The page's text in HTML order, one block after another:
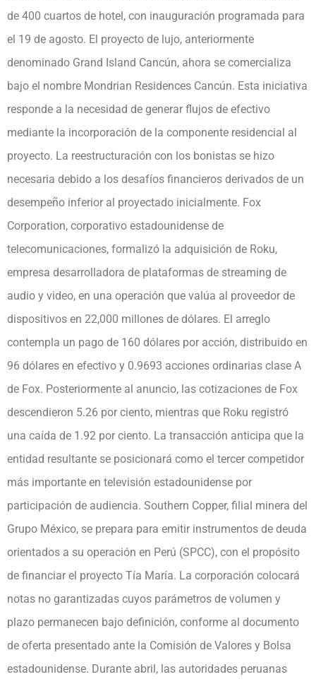
de 400 cuartos de hotel, con inauguración programada para
el 19 de agosto. El proyecto de lujo, anteriormente
denominado Grand Island Cancún, ahora se comercializa
bajo el nombre Mondrian Residences Cancún. Esta iniciativa
responde a la necesidad de generar flujos de efectivo
mediante la incorporación de la componente residencial al
proyecto. La reestructuración con los bonistas se hizo
necesaria debido a los desafíos financieros derivados de un
desempeño inferior al proyectado inicialmente. Fox
Corporation, corporativo estadounidense de
telecomunicaciones, formalizó la adquisición de Roku,
empresa desarrolladora de plataformas de streaming de
audio y video, en una operación que valúa al proveedor de
dispositivos en 22,000 millones de dólares. El arreglo
contempla un pago de 160 dólares por acción, distribuido en
96 dólares en efectivo y 0.9693 acciones ordinarias clase A
de Fox. Posteriormente al anuncio, las cotizaciones de Fox
descendieron 5.26 por ciento, mientras que Roku registró
una caída de 1.92 por ciento. La transacción anticipa que la
entidad resultante se posicionará como el tercer competidor
más importante en televisión estadounidense por
participación de audiencia. Southern Copper, filial minera del
Grupo México, se prepara para emitir instrumentos de deuda
orientados a su operación en Perú (SPCC), con el propósito
de financiar el proyecto Tía María. La corporación colocará
notas no garantizadas cuyos parámetros de volumen y
plazo permanecen bajo definición, conforme al documento
de oferta presentado ante la Comisión de Valores y Bolsa
estadounidense. Durante abril, las autoridades peruanas